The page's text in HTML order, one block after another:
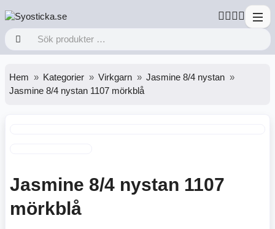
Hem Kategorier Virkgarn
Jasmine 8/4 nystan
Jasmine 8/4 nystan 1107 mörkblå
Jasmine 8/4 nystan 1107
mörkblå